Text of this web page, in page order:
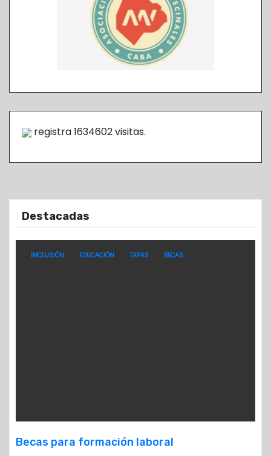
registra1634602visitas.
Destacadas
INCLUSIÓN EDUCACIÓN TAPAS BECAS
Becas para formación laboral